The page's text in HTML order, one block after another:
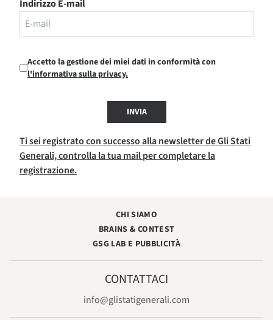
Indirizzo E-mail
Accetto la gestione dei miei dati in conformità con
l'informativa sulla privacy.
INVIA
Ti sei registrato con successo alla newsletter de Gli Stati
Generali, controlla la tua mail per completare la
registrazione.
CHI SIAMO
BRAINS & CONTEST
GSG LAB E PUBBLICITÀ
CONTATTACI
info@glistatigenerali.com